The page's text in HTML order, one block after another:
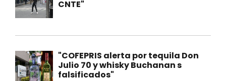
CNTE"
"COFEPRIS alerta por tequila Don
Julio 70 y whisky Buchanan s
falsificados"